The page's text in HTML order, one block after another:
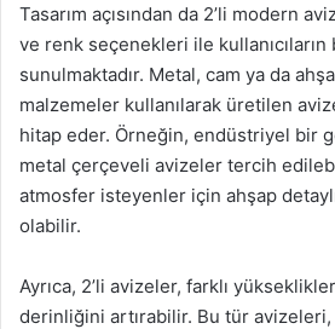
Tasarım açısından da 2’li modern
ve renk seçenekleri ile
sunulmaktadır. Metal, cam ya da
malzemeler kullanılarak üretilen
hitap eder. Örneğin, endüstriyel bir
metal çerçeveli avizeler tercih
atmosfer isteyenler için ahşap
olabilir.
Ayrıca, 2’li avizeler, farklı
derinliğini artırabilir. Bu tür